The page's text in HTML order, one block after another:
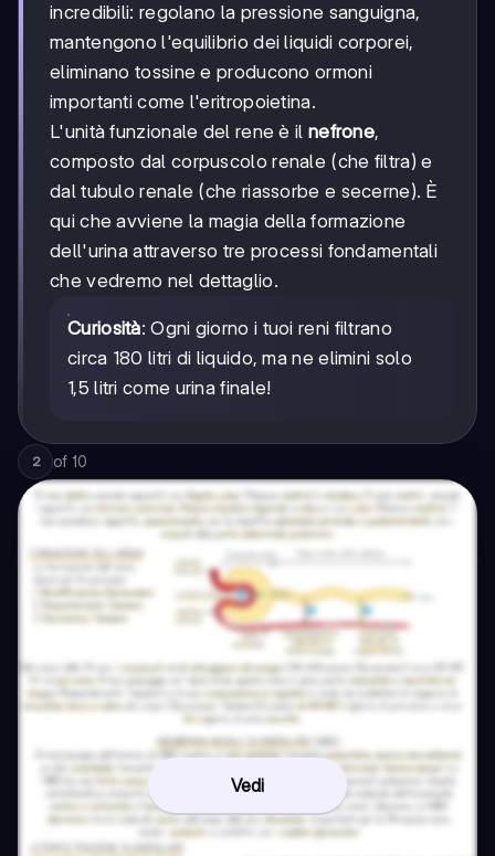
incredibili: regolano la pressione sanguigna,
mantengono l'equilibrio dei liquidi corporei,
eliminano tossine e producono ormoni
importanti come l'eritropoietina.
L'unità funzionale del rene è il nefrone,
composto dal corpuscolo renale (che filtra) e
dal tubulo renale (che riassorbe e secerne). È
qui che avviene la magia della formazione
dell'urina attraverso tre processi fondamentali
che vedremo nel dettaglio.
Curiosità: Ogni giorno i tuoi reni filtrano
circa 180 litri di liquido, ma ne elimini solo
1,5 litri come urina finale!
2 of 10
Vedi